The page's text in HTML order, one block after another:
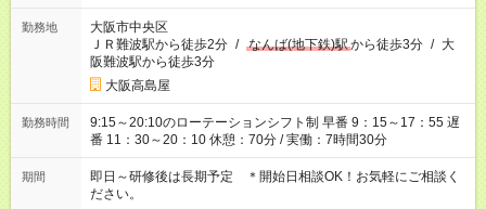
勤務地
大阪市中央区
ＪＲ難波駅から徒歩2分 / なんば(地下鉄)駅から徒歩3分 / 大
阪難波駅から徒歩3分
大阪高島屋
勤務時間
9:15～20:10のローテーションシフト制 早番 9：15～17：55 遅
番 11：30～20：10 休憩：70分 / 実働：7時間30分
期間
即日～研修後は長期予定 ＊開始日相談OK！お気軽にご相談く
ださい。